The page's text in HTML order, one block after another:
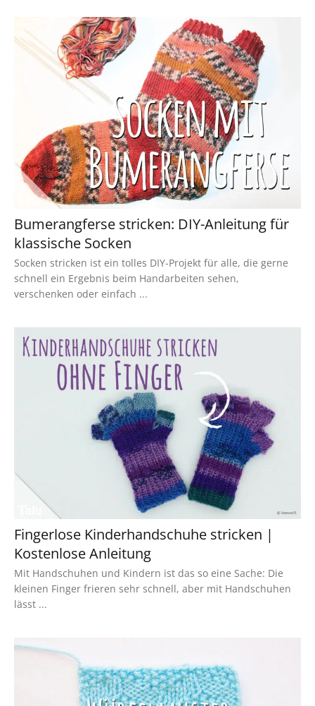
Bumerangferse stricken: DIY-Anleitung für
klassische Socken
Socken stricken ist ein tolles DIY-Projekt für alle, die gerne
schnell ein Ergebnis beim Handarbeiten sehen,
verschenken oder einfach ...
Fingerlose Kinderhandschuhe stricken |
Kostenlose Anleitung
Mit Handschuhen und Kindern ist das so eine Sache: Die
kleinen Finger frieren sehr schnell, aber mit Handschuhen
lässt ...